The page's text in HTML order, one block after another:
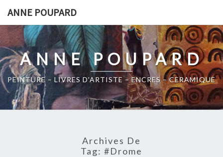
content
ANNE POUPARD
ANNE POUPARD
PEINTURE – LIVRES D'ARTISTE – ENCRES – CERAMIQUE
Archives De
Tag: #drome